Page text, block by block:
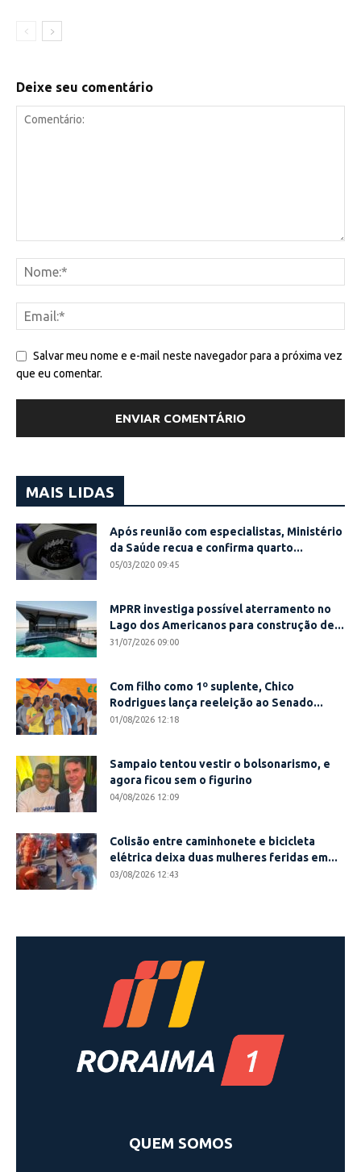
Deixe seu comentário
Salvar meu nome e e-mail neste navegador para a próxima vez
que eu comentar.
MAIS LIDAS
Após reunião com especialistas, Ministério
da Saúde recua e confirma quarto...
05/03/2020 09:45
MPRR investiga possível aterramento no
Lago dos Americanos para construção de...
31/07/2026 09:00
Com filho como 1º suplente, Chico
Rodrigues lança reeleição ao Senado...
01/08/2026 12:18
Sampaio tentou vestir o bolsonarismo, e
agora ficou sem o figurino
04/08/2026 12:09
Colisão entre caminhonete e bicicleta
elétrica deixa duas mulheres feridas em...
03/08/2026 12:43
QUEM SOMOS